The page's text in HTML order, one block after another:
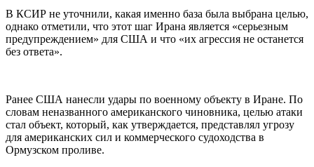
В КСИР не уточнили, какая именно база была выбрана целью,
однако отметили, что этот шаг Ирана является «серьезным
предупреждением» для США и что «их агрессия не останется
без ответа».
Ранее США нанесли удары по военному объекту в Иране. По
словам неназванного американского чиновника, целью атаки
стал объект, который, как утверждается, представлял угрозу
для американских сил и коммерческого судоходства в
Ормузском проливе.